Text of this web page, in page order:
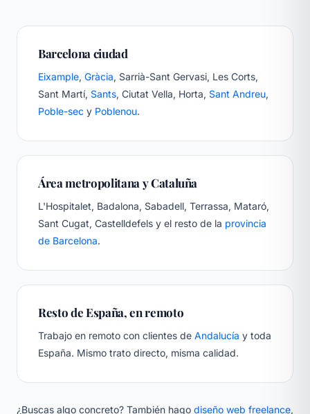
Barcelona ciudad
Eixample, Gràcia, Sarrià-Sant Gervasi, Les Corts,
Sant Martí, Sants, Ciutat Vella, Horta, Sant Andreu,
Poble-sec y Poblenou.
Área metropolitana y Cataluña
L'Hospitalet, Badalona, Sabadell, Terrassa, Mataró,
Sant Cugat, Castelldefels y el resto de la provincia
de Barcelona.
Resto de España, en remoto
Trabajo en remoto con clientes de Andalucía y toda
España. Mismo trato directo, misma calidad.
¿Buscas algo concreto? También hago diseño web freelance,